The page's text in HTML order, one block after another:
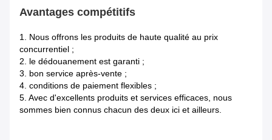
Avantages compétitifs
1. Nous offrons les produits de haute qualité au prix
concurrentiel ;
2. le dédouanement est garanti ;
3. bon service après-vente ;
4. conditions de paiement flexibles ;
5. Avec d'excellents produits et services efficaces, nous
sommes bien connus chacun des deux ici et ailleurs.